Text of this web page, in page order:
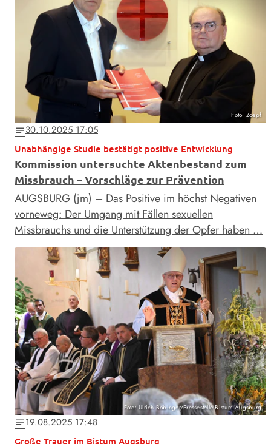
Foto: Zoepf
notes30.10.2025 17:05
Unabhängige Studie bestätigt positive Entwicklung
Kommission untersuchte Aktenbestand zum
Missbrauch – Vorschläge zur Prävention
AUGSBURG (jm) – Das Positive im höchst Negativen
vorneweg: Der Umgang mit Fällen sexuellen
Missbrauchs und die Unterstützung der Opfer haben …
Foto: Ulrich Bobinger/Pressestelle Bistum Augsburg
notes19.08.2025 17:48
Große Trauer im Bistum Augsburg